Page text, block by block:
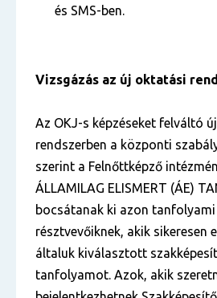
és SMS-ben.
Vizsgázás az új oktatási
Az OKJ-s képzéseket felváltó
rendszerben a központi
szerint a Felnőttképző
ÁLLAMILAG ELISMERT (ÁE)
bocsátanak ki azon tanfolyami
résztvevőiknek, akik sikeresen
általuk kiválasztott
tanfolyamot. Azok, akik